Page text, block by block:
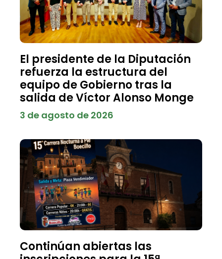
El presidente de la Diputación
refuerza la estructura del
equipo de Gobierno tras la
salida de Víctor Alonso Monge
3 de agosto de 2026
Continúan abiertas las